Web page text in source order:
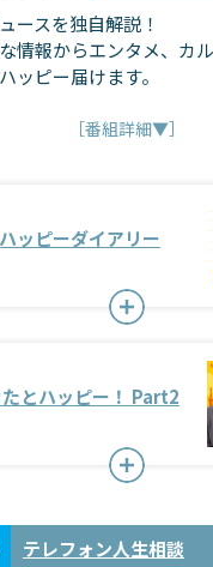
ースを独自解説！
情報からエンタメ、カ
ッピー届けます。
［番組詳細▼］
ッピーダイアリー
とハッピー！ Part2
テレフォン人生相談